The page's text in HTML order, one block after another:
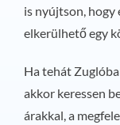
is nyújtson, hogy
elkerülhető egy
Ha tehát
akkor keressen
árakkal, a